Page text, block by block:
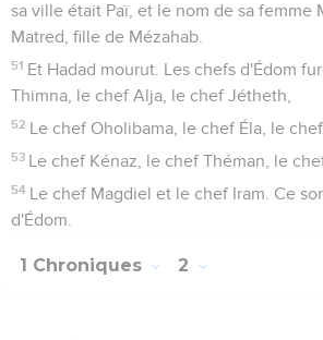
sa ville était Paï, et le nom de sa femme
Matred, fille de Mézahab.
51 Et Hadad mourut. Les chefs d'Édom
Thimna, le chef Alja, le chef Jétheth,
52 Le chef Oholibama, le chef Éla, le chef
53 Le chef Kénaz, le chef Théman, le
54 Le chef Magdiel et le chef Iram. Ce
d'Édom.
1 Chroniques 2